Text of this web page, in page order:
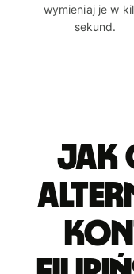
wymieniaj je w
sekund.
Jak